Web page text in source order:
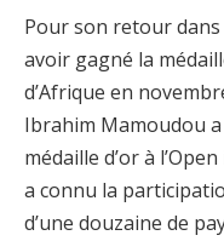
Pour son retour
avoir gagné la
d’Afrique en
Ibrahim Mamoudou
médaille d’or à
a connu la
d’une douzaine de